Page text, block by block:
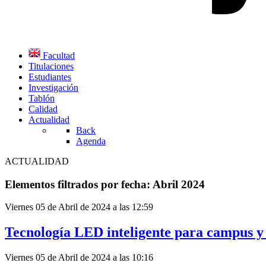
Facultad
Titulaciones
Estudiantes
Investigación
Tablón
Calidad
Actualidad
Back
Agenda
ACTUALIDAD
Elementos filtrados por fecha: Abril 2024
Viernes 05 de Abril de 2024 a las 12:59
Tecnología LED inteligente para campus y
Viernes 05 de Abril de 2024 a las 10:16